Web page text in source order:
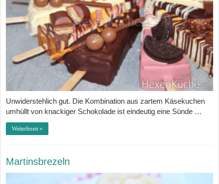
Unwiderstehlich gut. Die Kombination aus zartem Käsekuchen
umhüllt von knackiger Schokolade ist eindeutig eine Sünde …
Weiterlesen »
Martinsbrezeln